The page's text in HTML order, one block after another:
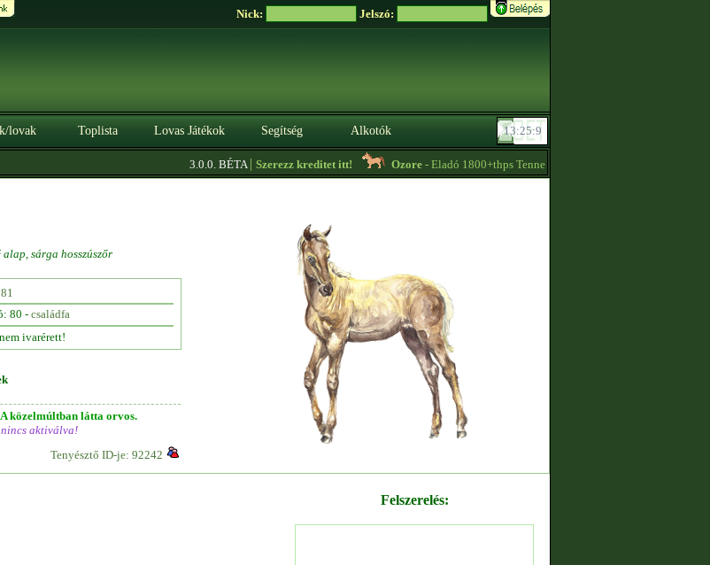
Nick: Jelszó:
lovak Toplista Lovas Játékok Segítség Alkotók
3.0.0. BÉTA|Szerezz kreditet itt! Ozore- Eladó 1800+thps Tennessee Walker csikók nálam. -
alap, sárga hosszúszőr
80 - családfa
ivarérett!
A közelmúltban látta orvos.
aktiválva!
Tenyésztő ID-je: 92242
Felszerelés: